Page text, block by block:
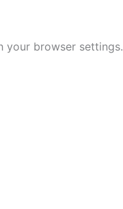
your browser settings.